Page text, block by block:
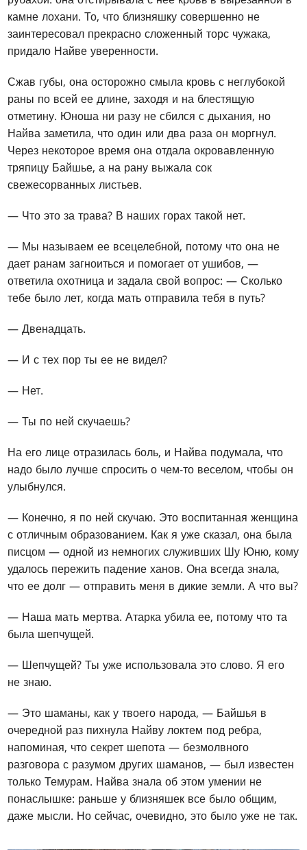
камне лохани. То, что близняшку совершенно не
заинтересовал прекрасно сложенный торс чужака,
придало Найве уверенности.
Сжав губы, она осторожно смыла кровь с неглубокой
раны по всей ее длине, заходя и на блестящую
отметину. Юноша ни разу не сбился с дыхания, но
Найва заметила, что один или два раза он моргнул.
Через некоторое время она отдала окровавленную
тряпицу Байшье, а на рану выжала сок
свежесорванных листьев.
— Что это за трава? В наших горах такой нет.
— Мы называем ее всецелебной, потому что она не
дает ранам загноиться и помогает от ушибов, —
ответила охотница и задала свой вопрос: — Сколько
тебе было лет, когда мать отправила тебя в путь?
— Двенадцать.
— И с тех пор ты ее не видел?
— Нет.
— Ты по ней скучаешь?
На его лице отразилась боль, и Найва подумала, что
надо было лучше спросить о чем-то веселом, чтобы он
улыбнулся.
— Конечно, я по ней скучаю. Это воспитанная женщина
с отличным образованием. Как я уже сказал, она была
писцом — одной из немногих служивших Шу Юню, кому
удалось пережить падение ханов. Она всегда знала,
что ее долг — отправить меня в дикие земли. А что вы?
— Наша мать мертва. Атарка убила ее, потому что та
была шепчущей.
— Шепчущей? Ты уже использовала это слово. Я его
не знаю.
— Это шаманы, как у твоего народа, — Байшья в
очередной раз пихнула Найву локтем под ребра,
напоминая, что секрет шепота — безмолвного
разговора с разумом других шаманов, — был известен
только Темурам. Найва знала об этом умении не
понаслышке: раньше у близняшек все было общим,
даже мысли. Но сейчас, очевидно, это было уже не так.